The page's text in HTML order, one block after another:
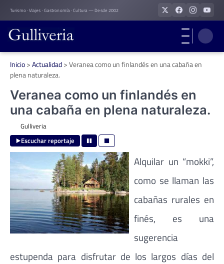
Skip
to
content
Turismo · Viajes · Gastronomía · Cultura — Desde 2002
Inicio>Actualidad>Veranea como un finlandés en una cabaña en
plena naturaleza.
Veranea como un finlandés en
una cabaña en plena naturaleza.
Gulliveria
Escuchar reportaje
Alquilar un “mokki”,
como se llaman las
cabañas rurales en
finés, es una
sugerencia
estupenda para disfrutar de los largos días del